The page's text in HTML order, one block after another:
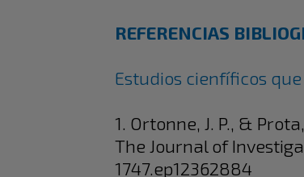
REFERENCIAS
Estudios cienfíficos
1. Ortonne, J. P., &
The Journal of
1747.ep12362884